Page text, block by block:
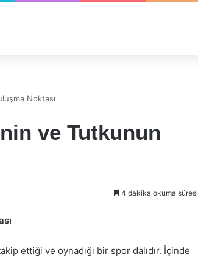
Noktası
ve Tutkunun
4 dakika okuma süresi
ettiği ve oynadığı bir spor dalıdır. İçinde